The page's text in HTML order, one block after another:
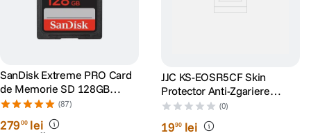
SanDisk Extreme PRO Card
de Memorie SD 128GB
SDXC UHS-I Class 10 U3 V30
+ 2 Ani RescuePRO Deluxe
(87)
27900 lei
JJC KS-EOSR5CF Skin
Protector Anti-Zgariere
pentru Canon EOS R5
Carbon Fiber Black
(0)
1990 lei